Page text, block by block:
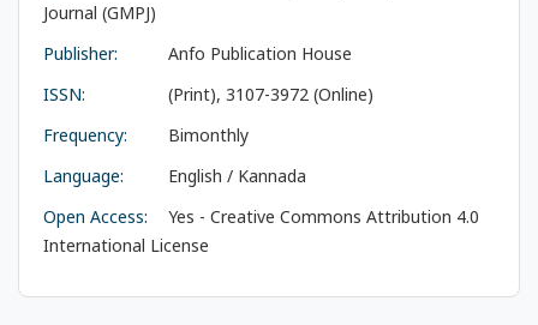
Journal (GMPJ)
Publisher:
Anfo Publication House
ISSN:
(Print), 3107-3972 (Online)
Frequency:
Bimonthly
Language:
English / Kannada
Open Access:
Yes - Creative Commons Attribution 4.0
International License